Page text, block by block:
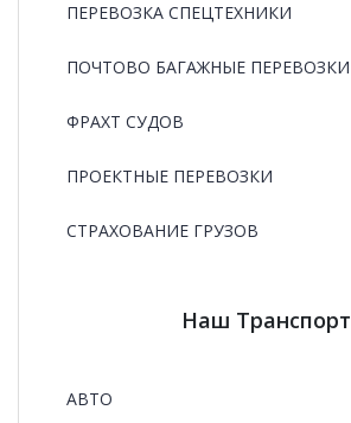
ПЕРЕВОЗКА СПЕЦТЕХНИКИ
ПОЧТОВО БАГАЖНЫЕ ПЕРЕВОЗКИ
ФРАХТ СУДОВ
ПРОЕКТНЫЕ ПЕРЕВОЗКИ
СТРАХОВАНИЕ ГРУЗОВ
Наш Транспорт
АВТО